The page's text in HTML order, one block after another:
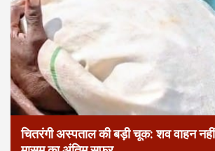
चितरंगी अस्पताल की बड़ी चूक: शव वाहन